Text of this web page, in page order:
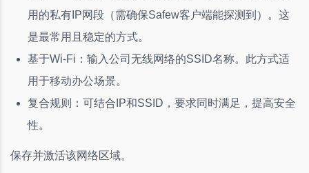
用的私有IP网段（需确保Safew客户端能探测到）。这
是最常用且稳定的方式。
基于Wi-Fi：输入公司无线网络的SSID名称。此方式适
用于移动办公场景。
复合规则：可结合IP和SSID，要求同时满足，提高安全
性。
保存并激活该网络区域。